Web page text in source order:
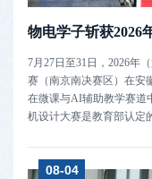
7月27日至31日，2026年
赛（南京南决赛区）在安
在微课与AI辅助教学赛道
机设计大赛是教育部认定
养质量的重要赛事。本次
同创作的作品《水...
08-04